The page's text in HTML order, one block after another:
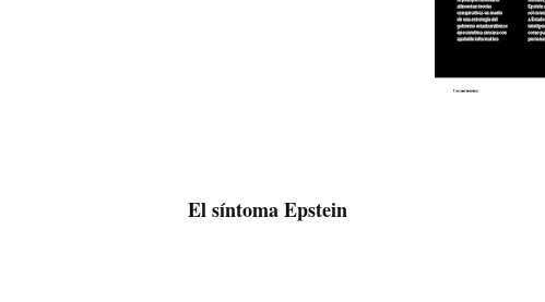
El síntoma Epstein